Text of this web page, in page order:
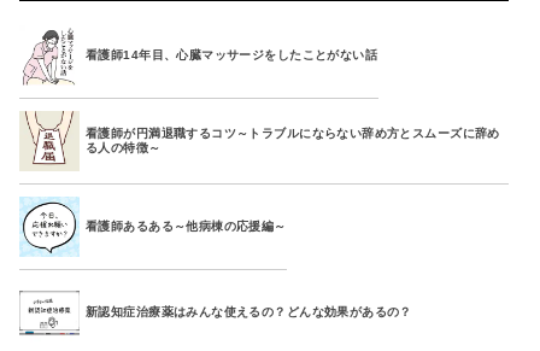
看護師14年目、心臓マッサージをしたことがない話
看護師が円満退職するコツ～トラブルにならない辞め方とスムーズに辞め
る人の特徴～
看護師あるある～他病棟の応援編～
新認知症治療薬はみんな使えるの？どんな効果があるの？